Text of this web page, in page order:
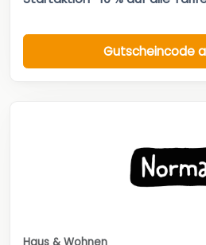
Gutscheincode